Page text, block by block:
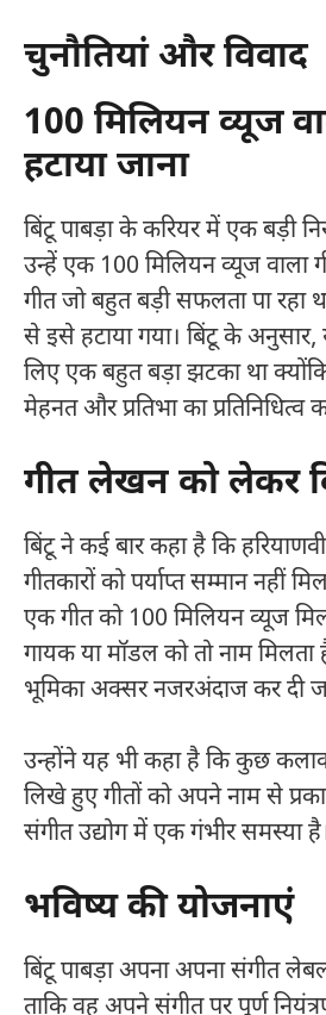
चुनौतियां और विवाद
100 मिलियन व्यूज
हटाया जाना
बिंटू पाबड़ा के करियर में एक बड़ी
उन्हें एक 100 मिलियन व्यूज वाला
गीत जो बहुत बड़ी सफलता पा रहा
से इसे हटाया गया। बिंटू के अनुसार,
लिए एक बहुत बड़ा झटका था
मेहनत और प्रतिभा का प्रतिनिधित्व
गीत लेखन को लेकर
बिंटू ने कई बार कहा है कि
गीतकारों को पर्याप्त सम्मान नहीं
एक गीत को 100 मिलियन व्यूज
गायक या मॉडल को तो नाम
भूमिका अक्सर नजरअंदाज कर दी
उन्होंने यह भी कहा है कि कुछ
लिखे हुए गीतों को अपने नाम से
संगीत उद्योग में एक गंभीर समस्या
भविष्य की योजनाएं
बिंटू पाबड़ा अपना अपना संगीत
ताकि वह अपने संगीत पर पूर्ण